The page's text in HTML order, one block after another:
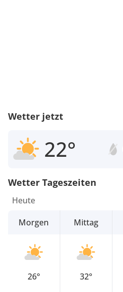
Wetter jetzt
22°
Wetter Tageszeiten
Heute
Morgen
26°
Mittag
32°